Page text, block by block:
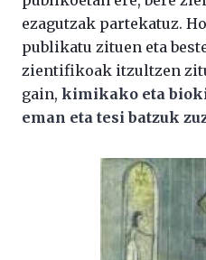
ezagutzak partekatuz.
publikatu zituen eta
zientifikoak itzultzen
gain, kimikako eta
eman eta tesi batzuk